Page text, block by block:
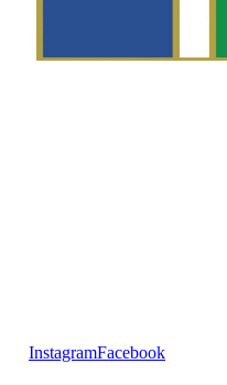
InstagramFacebook